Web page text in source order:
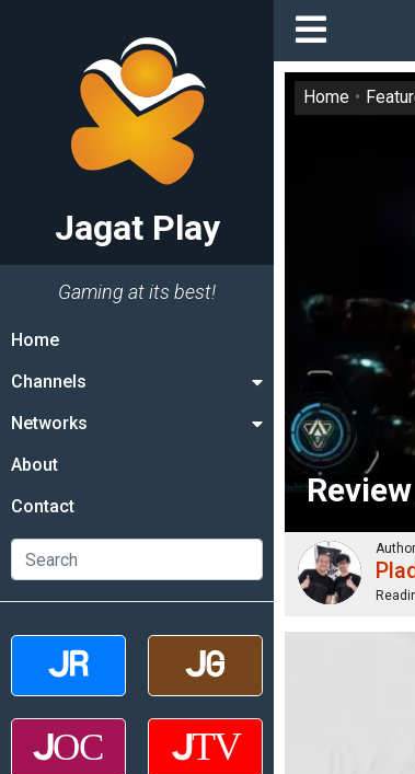
Jagat Play
Gaming at its best!
Home
Channels
Networks
About
Contact
Home
Author